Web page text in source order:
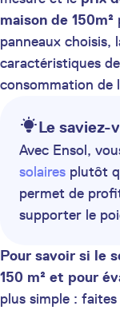
maison de 150m²
panneaux choisis,
caractéristiques
consommation de
Le saviez-
Avec Ensol,
solaires plutôt
permet de
supporter le
Pour savoir si le
150 m² et pour
plus simple :